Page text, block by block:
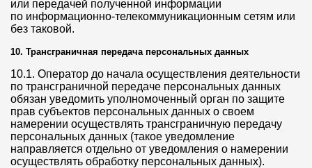
или передачей полученной информации
по информационно-телекоммуникационным сетям или
без таковой.
10. Трансграничная передача персональных данных
10.1. Оператор до начала осуществления деятельности
по трансграничной передаче персональных данных
обязан уведомить уполномоченный орган по защите
прав субъектов персональных данных о своем
намерении осуществлять трансграничную передачу
персональных данных (такое уведомление
направляется отдельно от уведомления о намерении
осуществлять обработку персональных данных).